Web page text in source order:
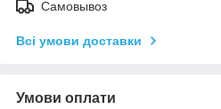
Самовывоз
Всі умови доставки
Умови оплати